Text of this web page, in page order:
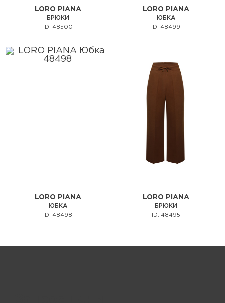
LORO PIANA
БРЮКИ
ID: 48500
LORO PIANA
ЮБКА
ID: 48499
LORO PIANA
ЮБКА
ID: 48498
LORO PIANA
БРЮКИ
ID: 48495